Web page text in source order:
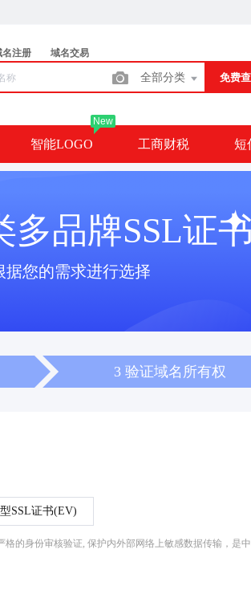
名注册 域名交易
全部分类 免费
智能LOGO
New
工商财税 短
多品牌SSL证书
据您的需求进行选择
3 验证域名所有权
SSL证书(EV)
的身份审核验证, 保护内外部网络上敏感数据传输，是